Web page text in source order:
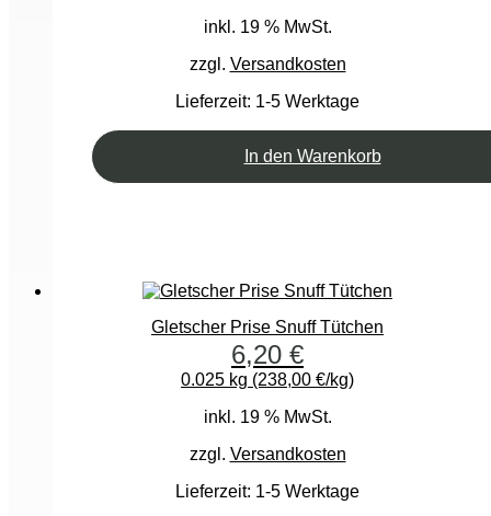
inkl. 19 % MwSt.
zzgl. Versandkosten
Lieferzeit: 1-5 Werktage
In den Warenkorb
Gletscher Prise Snuff Tütchen
6,20 €
0.025 kg (238,00 €/kg)
inkl. 19 % MwSt.
zzgl. Versandkosten
Lieferzeit: 1-5 Werktage